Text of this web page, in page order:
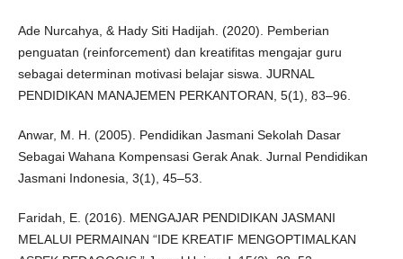
Ade Nurcahya, & Hady Siti Hadijah. (2020). Pemberian
penguatan (reinforcement) dan kreatifitas mengajar guru
sebagai determinan motivasi belajar siswa. JURNAL
PENDIDIKAN MANAJEMEN PERKANTORAN, 5(1), 83–96.
Anwar, M. H. (2005). Pendidikan Jasmani Sekolah Dasar
Sebagai Wahana Kompensasi Gerak Anak. Jurnal Pendidikan
Jasmani Indonesia, 3(1), 45–53.
Faridah, E. (2016). MENGAJAR PENDIDIKAN JASMANI
MELALUI PERMAINAN “IDE KREATIF MENGOPTIMALKAN